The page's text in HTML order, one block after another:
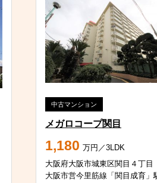
中古マンション
メガロコープ関目
1,180 万円／3LDK
大阪府大阪市城東区関目４丁目
大阪市営今里筋線「関目成育」